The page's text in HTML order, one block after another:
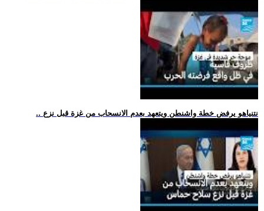
.. نتنياهو يرفض خطة واشنطن ويتعهد بعدم الانسحاب من غزة قبل نزع